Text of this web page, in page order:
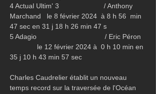
4 Actual Ultim' 3                       / Anthony
Marchand   le 8 février 2024  à 8 h 56  min
47 sec en 31 j 18 h 26 min 47 s
5 Adagio                                   / Eric Péron
              le 12 février 2024 à  0 h 10 min en
35 j 10 h 43 min 57 sec
Charles Caudrelier établit un nouveau
temps record sur la traversée de l'Océan